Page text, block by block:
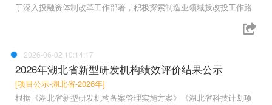
于深入投融资体制改革工作部署，积极探索制造业领域拨改投工作路
2026-06-02 10:14:17
2026年湖北省新型研发机构绩效评价结果公示
[项目公示-湖北省-2026年]
根据《湖北省新型研发机构备案管理实施方案》《湖北省科技计划项